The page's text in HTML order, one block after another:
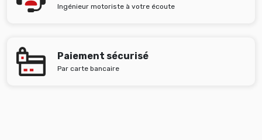
Ingénieur motoriste à votre écoute
Paiement sécurisé
Par carte bancaire